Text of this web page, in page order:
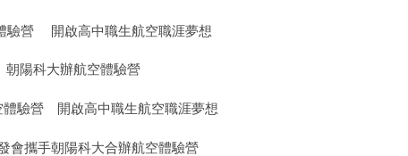
驗營 開啟高中職生航空職涯夢想
朝陽科大辦航空體驗營
體驗營 開啟高中職生航空職涯夢想
會攜手朝陽科大合辦航空體驗營